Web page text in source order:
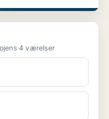
Andelsbolig til salg i 6500 Vojens 4 værelser